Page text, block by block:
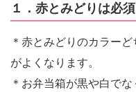
１．赤とみどりは必須
＊赤とみどりのカラー
がよくなります。
＊お弁当箱が黒や白で